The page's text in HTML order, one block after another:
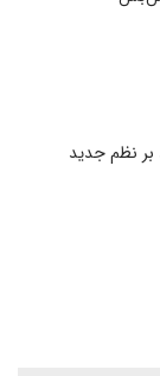
بر نظم جدید